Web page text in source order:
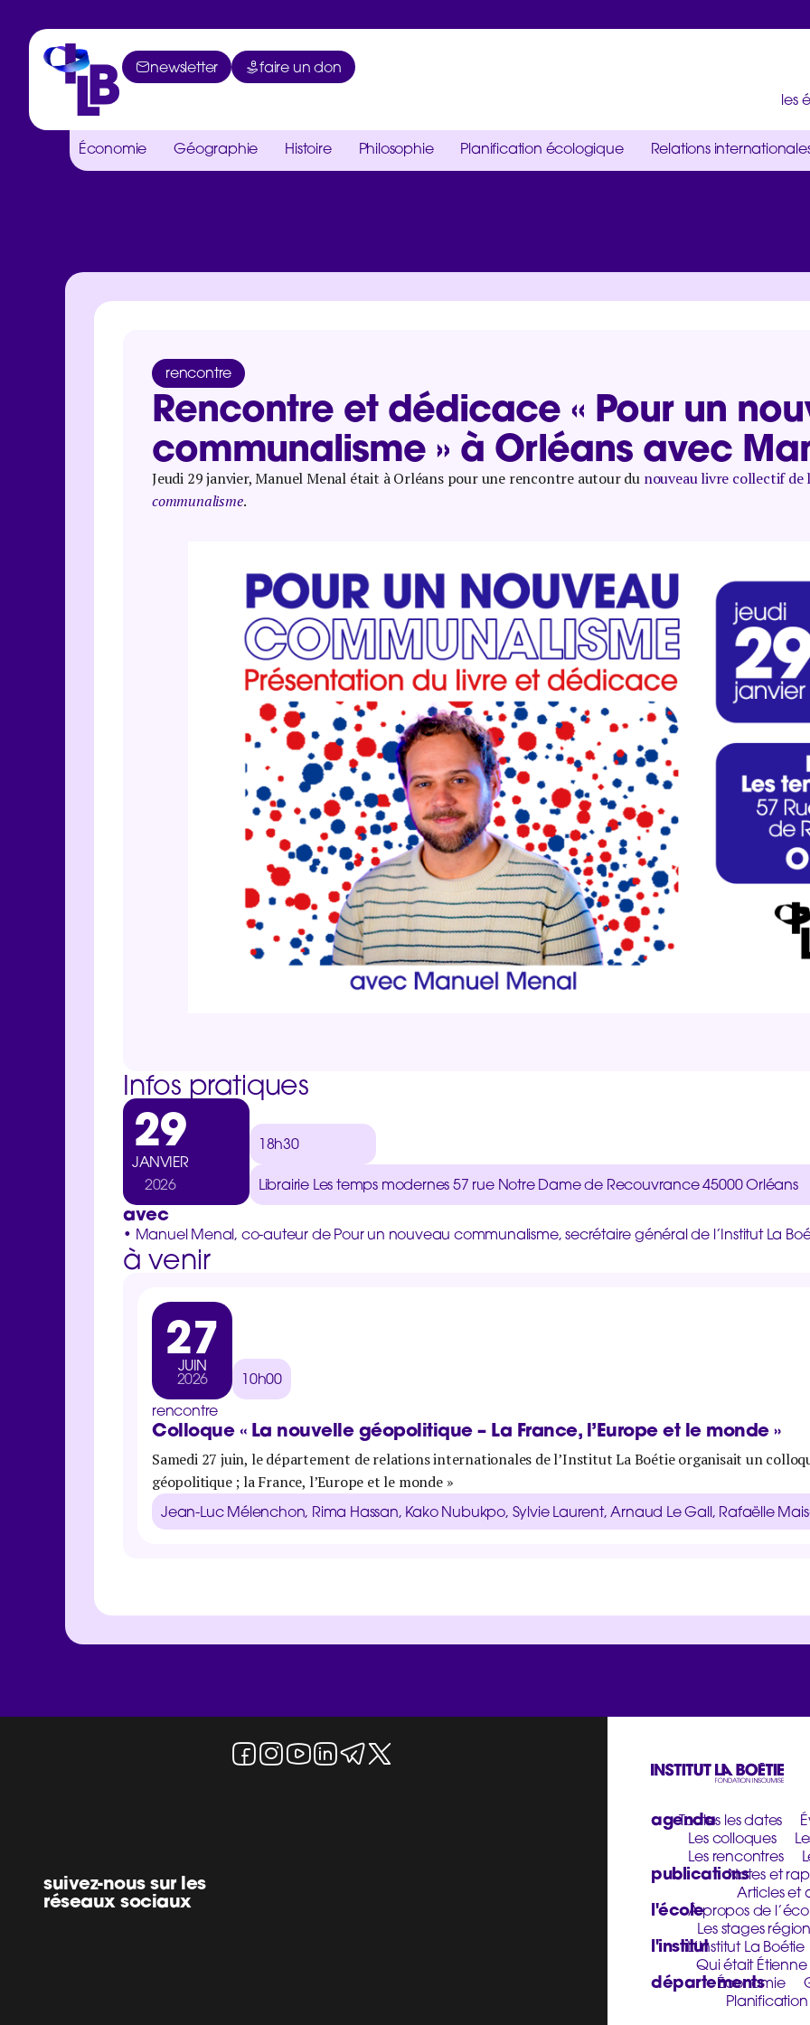
newsletter
faire un don
les
Économie Géographie Histoire Philosophie Planification écologique Relations
rencontre
Rencontre et dédicace « Pour un
communalisme » à Orléans avec
Jeudi 29 janvier, Manuel Menal était à Orléans pour une rencontre autour du nouveau livre collectif
communalisme.
Infos pratiques
29
JANVIER
2026
18h30
Librairie Les temps modernes57 rue Notre Dame de Recouvrance45000 Orléans
avec
• Manuel Menal, co-auteur de Pour un nouveau communalisme, secrétaire général de l’Institut La
à venir
27
JUIN
2026
10h00
rencontre
Colloque « La nouvelle géopolitique – La France, l’Europe et le monde »
Samedi 27 juin, le département de relations internationales de l’Institut La Boétie organisait un
géopolitique ; la France, l’Europe et le monde »
Jean-Luc Mélenchon, Rima Hassan, Kako Nubukpo, Sylvie Laurent, Arnaud Le Gall, Rafaëlle
suivez-nous sur les
réseaux sociaux
agenda
Toutes les dates
Les colloques
Les rencontres
publicationsNotes et
Articles et
l'écoleÀ propos de
Les stages
l'institutL’Institut La Boétie
Qui était
départements
Économie